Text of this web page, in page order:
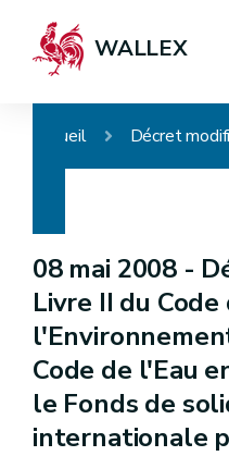
WALLEX
Accueil
08 mai 2008 -
Livre II du Code
Code de l'Eau
le Fonds de
internationale